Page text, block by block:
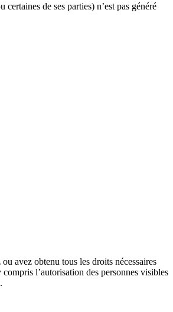
certaines de ses parties) n’est pas généré
ou avez obtenu tous les droits nécessaires
l’autorisation des personnes visibles